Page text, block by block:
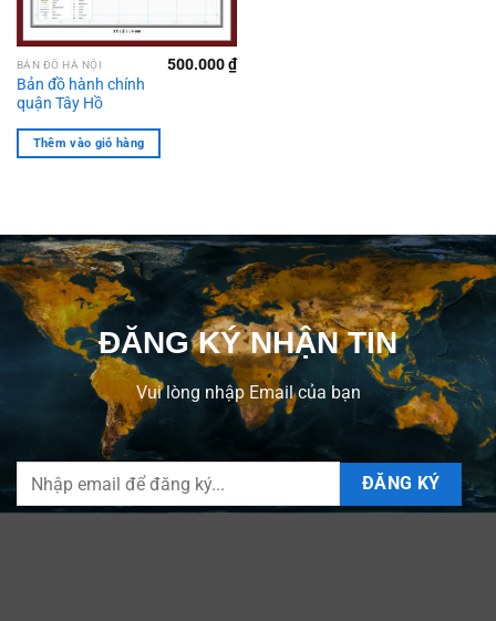
BẢN ĐỒ HÀ NỘI
Bản đồ hành chính
quận Tây Hồ
500.000₫
Thêm vào giỏ hàng
ĐĂNG KÝ NHẬN TIN
Vui lòng nhập Email của bạn